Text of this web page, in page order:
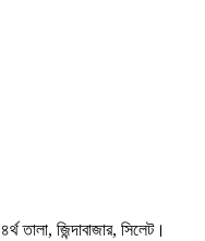
তালা, জিন্দাবাজার, সিলেট।